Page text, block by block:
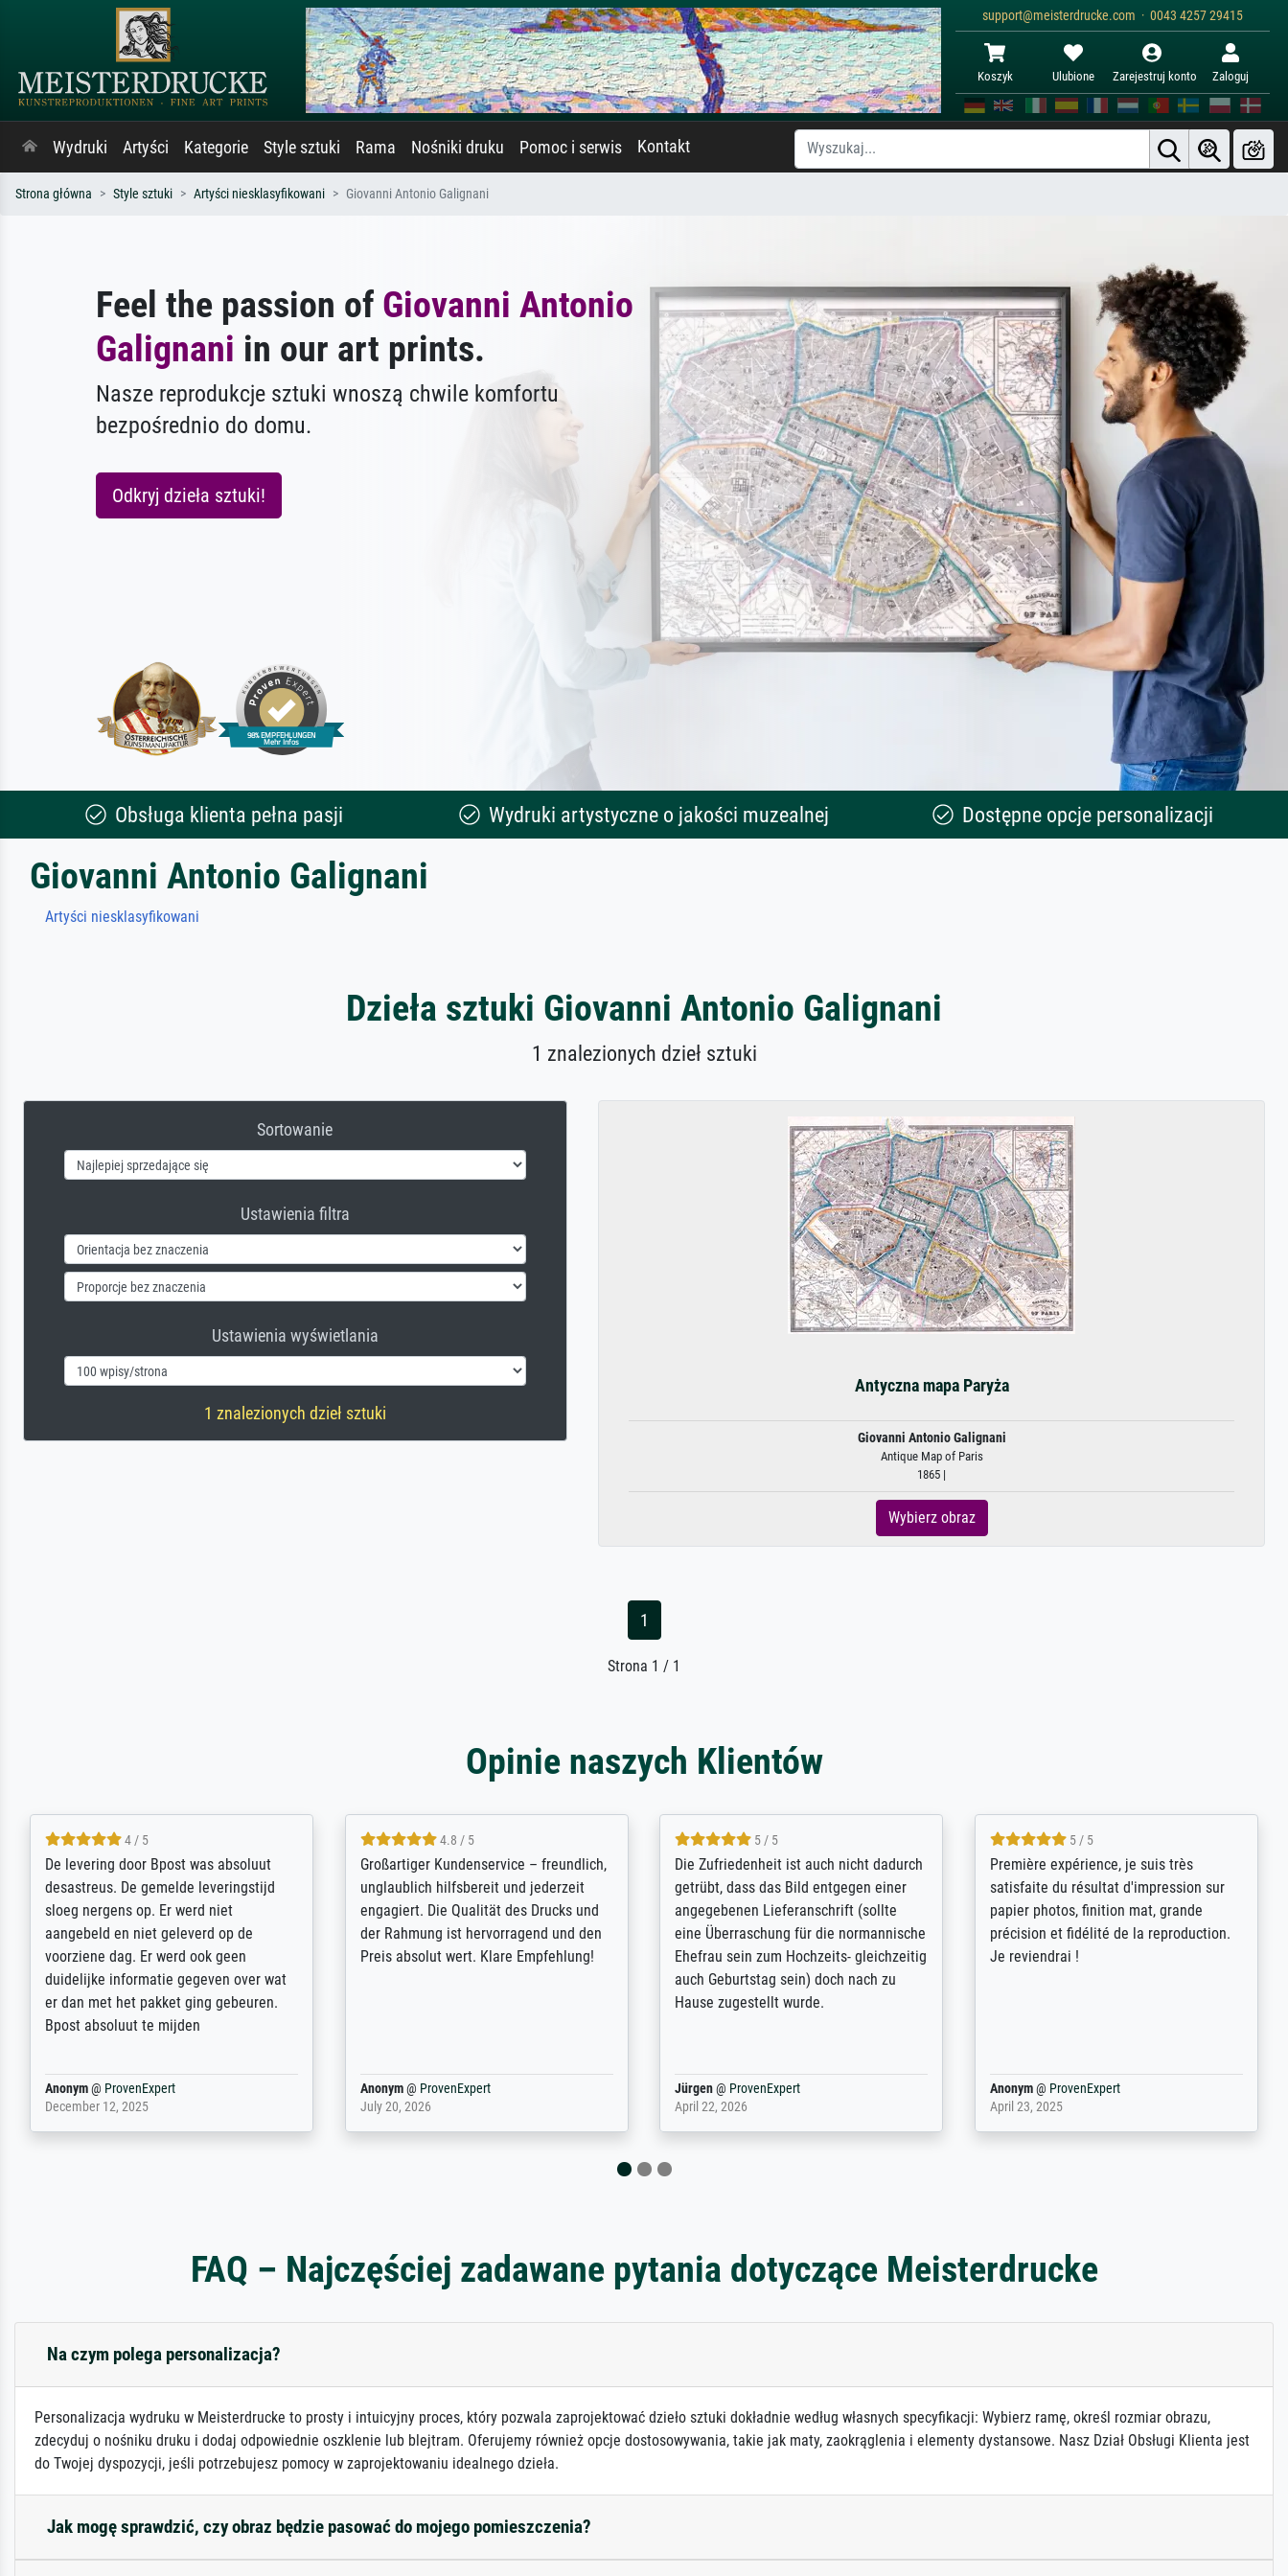
support@meisterdrucke.com · 0043 4257 29415
Koszyk Ulubione Zarejestruj konto Zaloguj
Wydruki Artyści Kategorie Style sztuki Rama Nośniki druku Pomoc i serwis Kontakt
Strona główna Style sztuki Artyści niesklasyfikowani Giovanni Antonio Galignani
Feel the passion of Giovanni Antonio
Galignani in our art prints.
Nasze reprodukcje sztuki wnoszą chwile komfortu
bezpośrednio do domu.
Odkryj dzieła sztuki!
Obsługa klienta pełna pasji Wydruki artystyczne o jakości muzealnej Dostępne opcje personalizacji
Giovanni Antonio Galignani
Artyści niesklasyfikowani
Dzieła sztuki Giovanni Antonio Galignani
1 znalezionych dzieł sztuki
Sortowanie
Ustawienia filtra
Ustawienia wyświetlania
1 znalezionych dzieł sztuki
Antyczna mapa Paryża
Giovanni Antonio Galignani
Antique Map of Paris
1865 |
Wybierz obraz
1
Strona 1 / 1
Opinie naszych Klientów
5 / 5
Sehr gute Qualität des Leinwanddrucks
und des Rahmens! Unser Bild wurde
sehr sorgfältig und sicher verpackt, so
dass es unbeschadet bei uns ankam. Es
wird nicht unser letzter Meisterdruck
sein. Vielen Dank!
Reinhold,@ProvenExpert
April 22, 2026
5 / 5
Für ein Erinnerungsbuch mit der
Feldpost meines Großvaters aus dem 1.
Weltkrieg benötigte ich ein
ausdrucksvolles Bild. Das habe ich bei
Ihnen gefunden. Bei der Auswahl der
weiter. Vielen ...
Margot@ ProvenExpert
February 20, 2026
4.8 / 5
Hervorragende Qualität. Man kann sich
vieles anpassen lassen, wie z.B.:
Randentfernung, Farbe, Helligkeit,
Kontrast und Weiteres. Sehr freundliche
Kontaktperson per Mail. Das Bild (ein
Kunstdruck) wurde sehr gut verpackt -
sehr starke Papprolle mit Plastikdeckeln
Anonym@ProvenExpert
August 12, 2025
4.8 / 5
Qualité absolument irréprochable.
Extraordinaire diversité des thèmes
abordés et personnalisation des
demandes (recadrage, réajustement des
couleurs). Relation clientèle parfaite.
Anonym@ ProvenExpert
March 31, 2025
FAQ – Najczęściej zadawane pytania dotyczące Meisterdrucke
Na czym polega personalizacja?
Personalizacja wydruku w Meisterdrucke to prosty i intuicyjny proces, który pozwala zaprojektować dzieło sztuki dokładnie według własnych specyfikacji: Wybierz ramę, określ rozmiar obrazu,
zdecyduj o nośniku druku i dodaj odpowiednie oszklenie lub blejtram. Oferujemy również opcje dostosowywania, takie jak maty, zaokrąglenia i elementy dystansowe. Nasz Dział Obsługi Klienta jest
do Twojej dyspozycji, jeśli potrzebujesz pomocy w zaprojektowaniu idealnego dzieła.
Jak mogę sprawdzić, czy obraz będzie pasować do mojego pomieszczenia?